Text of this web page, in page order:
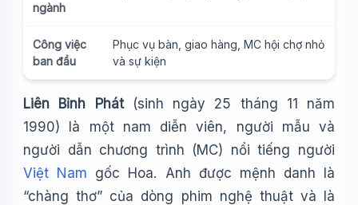
ngành
Công việc
ban đầu
Phục vụ bàn, giao hàng, MC hội chợ nhỏ
và sự kiện
Liên Bỉnh Phát(sinh ngày 25 tháng 11 năm
1990) là một nam diễn viên, người mẫu và
người dẫn chương trình (MC) nổi tiếng người
Việt Nam gốc Hoa. Anh được mệnh danh là
“chàng thơ” của dòng phim nghệ thuật và là